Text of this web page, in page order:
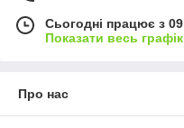
Сьогодні працює з
Показати весь
Про нас